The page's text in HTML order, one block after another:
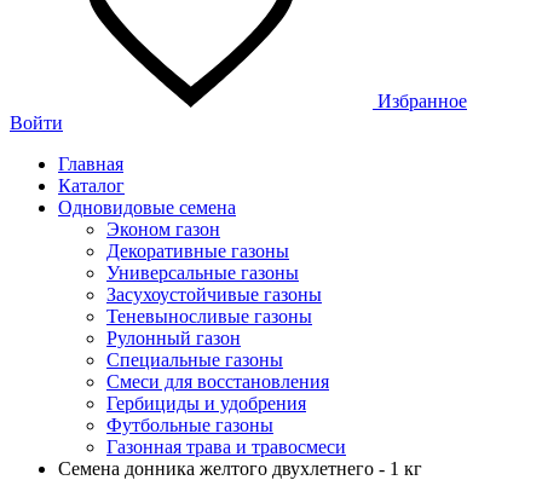
Избранное
Войти
Главная
Каталог
Одновидовые семена
Эконом газон
Декоративные газоны
Универсальные газоны
Засухоустойчивые газоны
Теневыносливые газоны
Рулонный газон
Специальные газоны
Смеси для восстановления
Гербициды и удобрения
Футбольные газоны
Газонная трава и травосмеси
Семена донника желтого двухлетнего - 1 кг